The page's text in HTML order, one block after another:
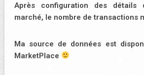
Après configuration des détails
marché, le nombre de transactions
Ma source de données est
MarketPlace